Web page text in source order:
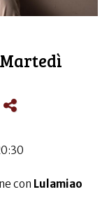
con Lulamiao